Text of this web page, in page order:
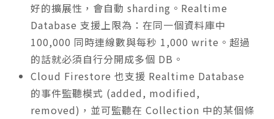
好的擴展性，會自動 sharding。Realtime
Database 支援上限為：在同一個資料庫中
100,000 同時連線數與每秒 1,000 write。超過
的話就必須自行分開成多個 DB。
Cloud Firestore 也支援 Realtime Database
的事件監聽模式 (added, modified,
removed)，並可監聽在 Collection 中的某個條